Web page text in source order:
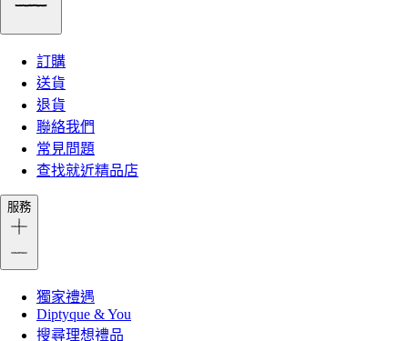
訂購
送貨
退貨
聯絡我們
常見問題
查找就近精品店
服務
獨家禮遇
Diptyque & You
搜尋理想禮品